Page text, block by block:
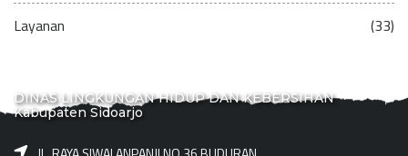
Layanan (33)
DINAS LINGKUNGAN HIDUP DAN KEBERSIHAN
Kabupaten Sidoarjo